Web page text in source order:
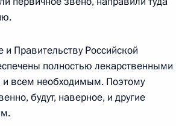
Правительству Российской
полностью лекарственными
и всем необходимым. Поэтому
будут, наверное, и другие